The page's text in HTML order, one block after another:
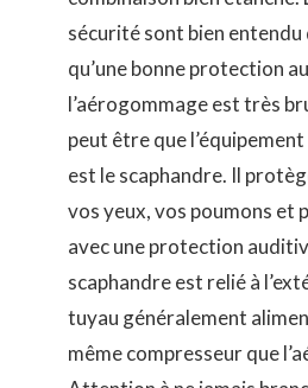
sécurité sont bien entendu
qu’une bonne protection
l’aérogommage est très
peut être que
est le scaphandre. Il
vos yeux, vos poumons et
avec une protection
scaphandre est relié à
tuyau généralement
même compresseur que